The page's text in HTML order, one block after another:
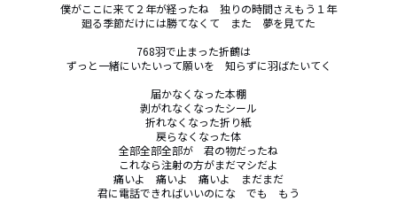
僕がここに来て２年が経ったね　独りの時間さえもう１年
廻る季節だけには勝てなくて　また　夢を見てた
768羽で止まった折鶴は
ずっと一緒にいたいって願いを　知らずに羽ばたいてく
届かなくなった本棚
剥がれなくなったシール
折れなくなった折り紙
戻らなくなった体
全部全部全部が　君の物だったね
これなら注射の方がまだマシだよ
痛いよ　痛いよ　痛いよ　まだまだ
君に電話できればいいのにな　でも　もう